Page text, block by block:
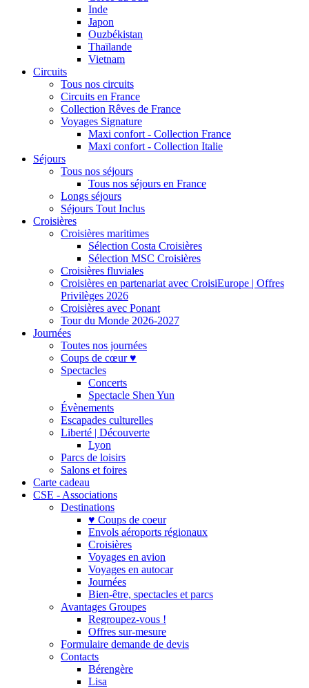
Inde
Japon
Ouzbékistan
Thaïlande
Vietnam
Circuits
Tous nos circuits
Circuits en France
Collection Rêves de France
Voyages Signature
Maxi confort - Collection France
Maxi confort - Collection Italie
Séjours
Tous nos séjours
Tous nos séjours en France
Longs séjours
Séjours Tout Inclus
Croisières
Croisières maritimes
Sélection Costa Croisières
Sélection MSC Croisières
Croisières fluviales
Croisières en partenariat avec CroisiEurope | Offres
Privilèges 2026
Croisières avec Ponant
Tour du Monde 2026-2027
Journées
Toutes nos journées
Coups de cœur ♥
Spectacles
Concerts
Spectacle Shen Yun
Évènements
Escapades culturelles
Liberté | Découverte
Lyon
Parcs de loisirs
Salons et foires
Carte cadeau
CSE - Associations
Destinations
♥ Coups de coeur
Envols aéroports régionaux
Croisières
Voyages en avion
Voyages en autocar
Journées
Bien-être, spectacles et parcs
Avantages Groupes
Regroupez-vous !
Offres sur-mesure
Formulaire demande de devis
Contacts
Bérengère
Lisa